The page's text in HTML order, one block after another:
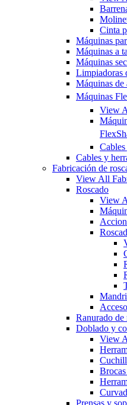
Cinta
Máquinas
Máquinas a
Máquinas
Limpiadoras
Máquinas de
Máquinas
View
Cables y
Fabricación de
View All
Roscado
View
Ranurado
Doblado y
View